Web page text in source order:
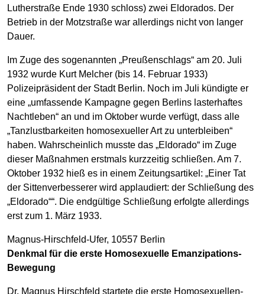
Lutherstraße Ende 1930 schloss) zwei Eldorados. Der
Betrieb in der Motzstraße war allerdings nicht von langer
Dauer.
Im Zuge des sogenannten „Preußenschlags“ am 20. Juli
1932 wurde Kurt Melcher (bis 14. Februar 1933)
Polizeipräsident der Stadt Berlin. Noch im Juli kündigte er
eine „umfassende Kampagne gegen Berlins lasterhaftes
Nachtleben“ an und im Oktober wurde verfügt, dass alle
„Tanzlustbarkeiten homosexueller Art zu unterbleiben“
haben. Wahrscheinlich musste das „Eldorado“ im Zuge
dieser Maßnahmen erstmals kurzzeitig schließen. Am 7.
Oktober 1932 hieß es in einem Zeitungsartikel: „Einer Tat
der Sittenverbesserer wird applaudiert: der Schließung des
„Eldorado““. Die endgültige Schließung erfolgte allerdings
erst zum 1. März 1933.
Magnus-Hirschfeld-Ufer, 10557 Berlin
Denkmal für die erste Homosexuelle Emanzipations-
Bewegung
Dr. Magnus Hirschfeld startete die erste Homosexuellen-